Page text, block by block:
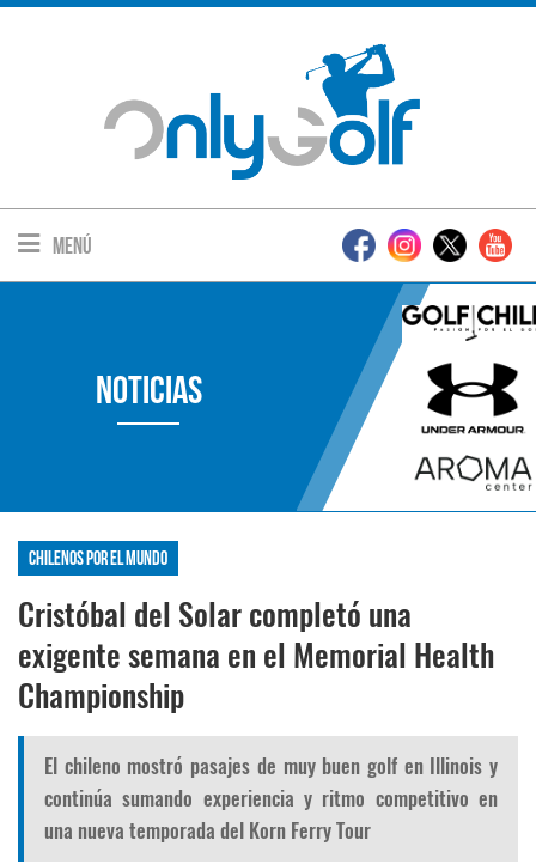
Menú
Noticias
Chilenos por el mundo
Cristóbal del Solar completó una
exigente semana en el Memorial Health
Championship
El chileno mostró pasajes de muy buen golf en Illinois y
continúa sumando experiencia y ritmo competitivo en
una nueva temporada del Korn Ferry Tour